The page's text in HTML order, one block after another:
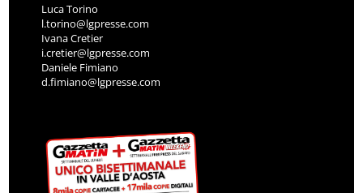
Luca Torino
l.torino@lgpresse.com
Ivana Cretier
i.cretier@lgpresse.com
Daniele Fimiano
d.fimiano@lgpresse.com